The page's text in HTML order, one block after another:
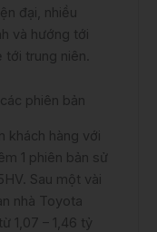
đại, nhiều
và hướng tới
trung niên.
phiên bản
khách hàng với
1 phiên bản sử
Sau một vài
nhà Toyota
1,07 – 1,46 tỷ